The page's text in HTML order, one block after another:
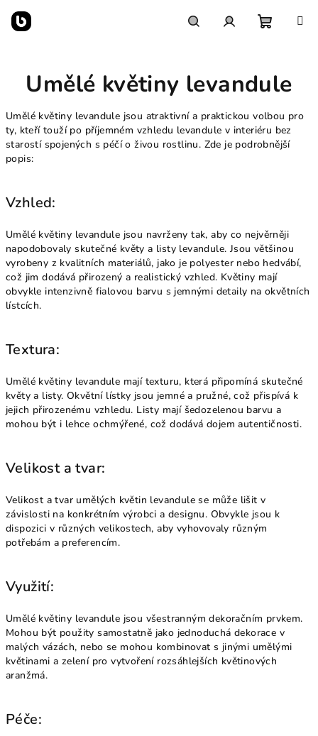
obsah
košík
Umělé květiny levandule
Umělé květiny levandule jsou atraktivní a praktickou volbou pro
ty, kteří touží po příjemném vzhledu levandule v interiéru bez
starostí spojených s péčí o živou rostlinu. Zde je podrobnější
popis:
Vzhled:
Umělé květiny levandule jsou navrženy tak, aby co nejvěrněji
napodobovaly skutečné květy a listy levandule. Jsou většinou
vyrobeny z kvalitních materiálů, jako je polyester nebo hedvábí,
což jim dodává přirozený a realistický vzhled. Květiny mají
obvykle intenzivně fialovou barvu s jemnými detaily na okvětních
lístcích.
Textura:
Umělé květiny levandule mají texturu, která připomíná skutečné
květy a listy. Okvětní lístky jsou jemné a pružné, což přispívá k
jejich přirozenému vzhledu. Listy mají šedozelenou barvu a
mohou být i lehce ochmýřené, což dodává dojem autentičnosti.
Velikost a tvar:
Velikost a tvar umělých květin levandule se může lišit v
závislosti na konkrétním výrobci a designu. Obvykle jsou k
dispozici v různých velikostech, aby vyhovovaly různým
potřebám a preferencím.
Využití:
Umělé květiny levandule jsou všestranným dekoračním prvkem.
Mohou být použity samostatně jako jednoduchá dekorace v
malých vázách, nebo se mohou kombinovat s jinými umělými
květinami a zelení pro vytvoření rozsáhlejších květinových
aranžmá.
Péče: